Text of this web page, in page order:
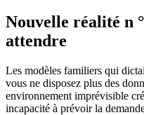
Nouvelle réalité n
attendre
Les modèles familiers qui
vous ne disposez plus des
environnement imprévisible
incapacité à prévoir la